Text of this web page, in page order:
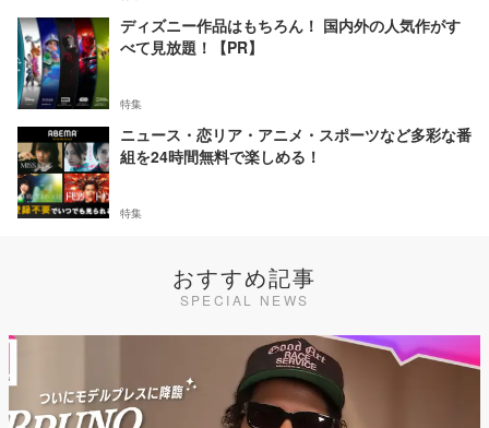
ディズニー作品はもちろん！ 国内外の人気作がす
べて見放題！【PR】
特集
ニュース・恋リア・アニメ・スポーツなど多彩な番
組を24時間無料で楽しめる！
特集
おすすめ記事
SPECIAL NEWS